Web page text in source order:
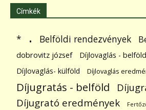
Címkék
* . Belföldi rendezvények
dobrovitz józsef
Díjlovaglás - belföld
Díjlovaglás- külföld
Díjlovaglás
Díjugratás - belföld
Díjugrató eredmények